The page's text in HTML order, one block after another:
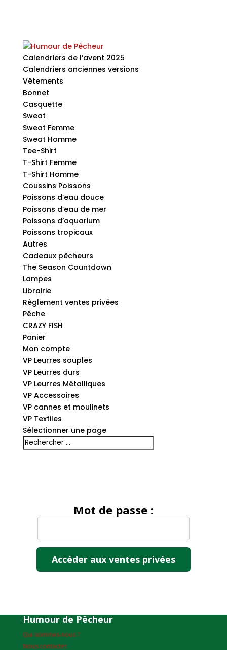
Calendriers de l’avent 2025
Calendriers anciennes versions
Vêtements
Bonnet
Casquette
Sweat
Sweat Femme
Sweat Homme
Tee-Shirt
T-Shirt Femme
T-Shirt Homme
Coussins Poissons
Poissons d’eau douce
Poissons d’eau de mer
Poissons d’aquarium
Poissons tropicaux
Autres
Cadeaux pêcheurs
The Season Countdown
Lampes
Librairie
Règlement ventes privées
Pêche
CRAZY FISH
Panier
Mon compte
VP Leurres souples
VP Leurres durs
VP Leurres Métalliques
VP Accessoires
VP cannes et moulinets
VP Textiles
Sélectionner une page
Mot de passe :
Humour de Pêcheur
Qui sommes-nous ?
Nous contacter